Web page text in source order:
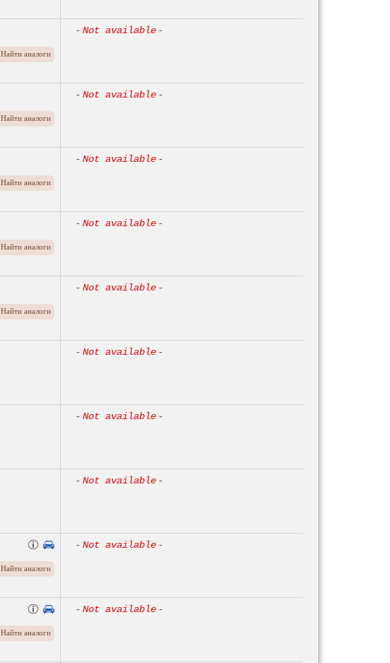
Найти аналоги
- Not available -
Найти аналоги
- Not available -
Найти аналоги
- Not available -
Найти аналоги
- Not available -
Найти аналоги
- Not available -
- Not available -
- Not available -
- Not available -
Найти аналоги
- Not available -
Найти аналоги
- Not available -